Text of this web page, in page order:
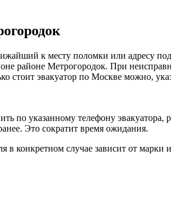
к месту поломки или адресу
районе Метрогородок. При
стоит эвакуатор по Москве можно,
по указанному телефону
Это сократит время ожидания.
в конкретном случае зависит от